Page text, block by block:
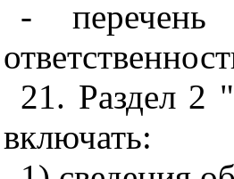
- перечень
21. Раздел 2
включать: